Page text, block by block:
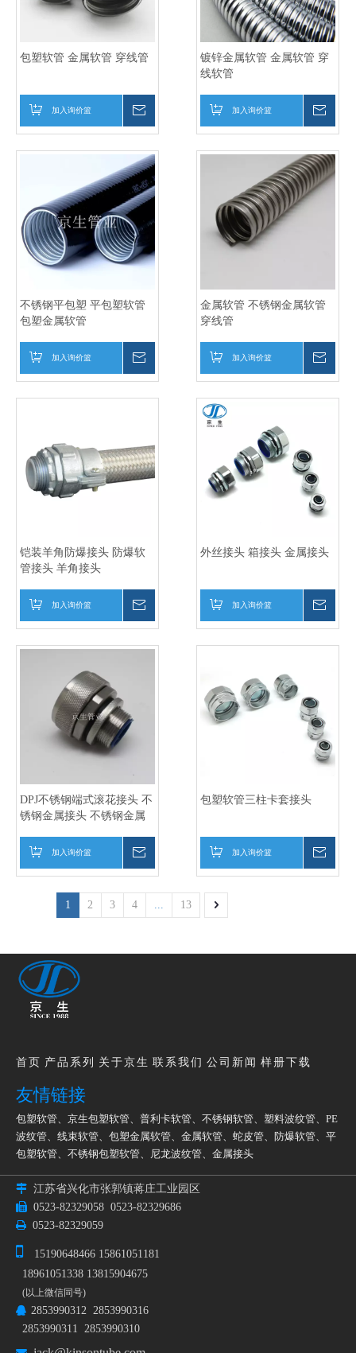
包塑软管 金属软管 穿线管
加入询价篮
镀锌金属软管 金属软管 穿
线软管
加入询价篮
不锈钢平包塑 平包塑软管
包塑金属软管
加入询价篮
金属软管 不锈钢金属软管
穿线管
加入询价篮
铠装羊角防爆接头 防爆软
管接头 羊角接头
加入询价篮
外丝接头 箱接头 金属接头
加入询价篮
DPJ不锈钢端式滚花接头 不
锈钢金属接头 不锈钢金属
加入询价篮
包塑软管三柱卡套接头
加入询价篮
1 2 3 4 ... 13
首页 产品系列 关于京生 联系我们 公司新闻 样册下载
友情链接
包塑软管、 京生包塑软管、 普利卡软管、 不锈钢软管、 塑料波纹管、 PE
波纹管、 线束软管、 包塑金属软管、 金属软管、 蛇皮管、 防爆软管、 平
包塑软管、 不锈钢包塑软管、 尼龙波纹管、 金属接头
 江苏省兴化市张郭镇蒋庄工业园区
 0523-82329058 0523-82329686
 0523-82329059

15190648466 15861051181
18961051338 13815904675
(以上微信同号)
 2853990312 2853990316
2853990311 2853990310